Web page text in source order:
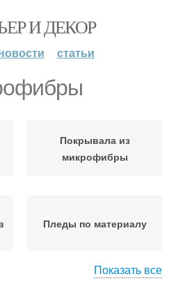
И ДЕКОР
статьи
Покрывала из
микрофибры
Пледы по материалу
Показать все